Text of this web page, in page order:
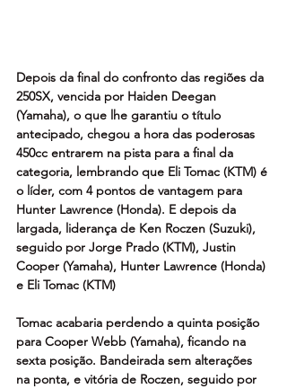
Depois da final do confronto das regiões da
250SX, vencida por Haiden Deegan
(Yamaha), o que lhe garantiu o título
antecipado, chegou a hora das poderosas
450cc entrarem na pista para a final da
categoria, lembrando que Eli Tomac (KTM) é
o líder, com 4 pontos de vantagem para
Hunter Lawrence (Honda). E depois da
largada, liderança de Ken Roczen (Suzuki),
seguido por Jorge Prado (KTM), Justin
Cooper (Yamaha), Hunter Lawrence (Honda)
e Eli Tomac (KTM)
Tomac acabaria perdendo a quinta posição
para Cooper Webb (Yamaha), ficando na
sexta posição. Bandeirada sem alterações
na ponta, e vitória de Roczen, seguido por